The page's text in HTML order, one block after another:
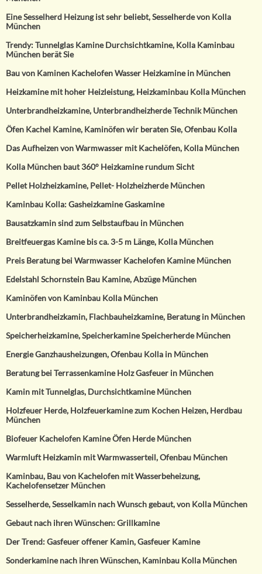
Eine Sesselherd Heizung ist sehr beliebt, Sesselherde von Kolla
München
Trendy: Tunnelglas Kamine Durchsichtkamine, Kolla Kaminbau
München berät Sie
Bau von Kaminen Kachelofen Wasser Heizkamine in München
Heizkamine mit hoher Heizleistung, Heizkaminbau Kolla München
Unterbrandheizkamine, Unterbrandheizherde Technik München
Öfen Kachel Kamine, Kaminöfen wir beraten Sie, Ofenbau Kolla
Das Aufheizen von Warmwasser mit Kachelöfen, Kolla München
Kolla München baut 360° Heizkamine rundum Sicht
Pellet Holzheizkamine, Pellet- Holzheizherde München
Kaminbau Kolla: Gasheizkamine Gaskamine
Bausatzkamin sind zum Selbstaufbau in München
Breitfeuergas Kamine bis ca. 3-5 m Länge, Kolla München
Preis Beratung bei Warmwasser Kachelofen Kamine München
Edelstahl Schornstein Bau Kamine, Abzüge München
Kaminöfen von Kaminbau Kolla München
Unterbrandheizkamin, Flachbauheizkamine, Beratung in München
Speicherheizkamine, Speicherkamine Speicherherde München
Energie Ganzhausheizungen, Ofenbau Kolla in München
Beratung bei Terrassenkamine Holz Gasfeuer in München
Kamin mit Tunnelglas, Durchsichtkamine München
Holzfeuer Herde, Holzfeuerkamine zum Kochen Heizen, Herdbau
München
Biofeuer Kachelofen Kamine Öfen Herde München
Warmluft Heizkamin mit Warmwasserteil, Ofenbau München
Kaminbau, Bau von Kachelofen mit Wasserbeheizung,
Kachelofensetzer München
Sesselherde, Sesselkamin nach Wunsch gebaut, von Kolla München
Gebaut nach ihren Wünschen: Grillkamine
Der Trend: Gasfeuer offener Kamin, Gasfeuer Kamine
Sonderkamine nach ihren Wünschen, Kaminbau Kolla München